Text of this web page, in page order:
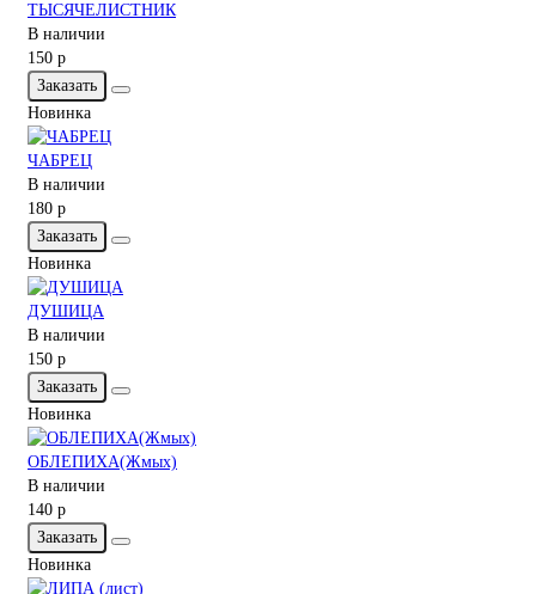
ТЫСЯЧЕЛИСТНИК
В наличии
150 р
Заказать
Новинка
ЧАБРЕЦ
В наличии
180 р
Заказать
Новинка
ДУШИЦА
В наличии
150 р
Заказать
Новинка
ОБЛЕПИХА(Жмых)
В наличии
140 р
Заказать
Новинка